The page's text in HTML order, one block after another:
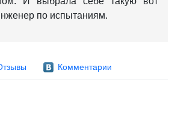
по испытаниям.
Комментарии